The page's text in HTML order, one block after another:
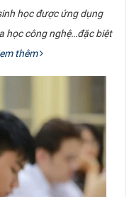
học được ứng dụng
học công nghệ…đặc biệt
thêm